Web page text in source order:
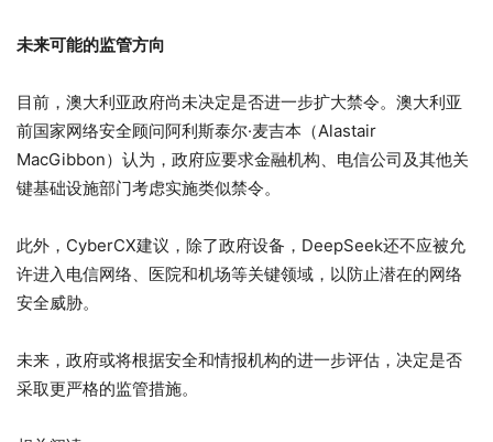
未来可能的监管方向
目前，澳大利亚政府尚未决定是否进一步扩大禁令。澳大利亚
前国家网络安全顾问阿利斯泰尔·麦吉本（Alastair
MacGibbon）认为，政府应要求金融机构、电信公司及其他关
键基础设施部门考虑实施类似禁令。
此外，CyberCX建议，除了政府设备，DeepSeek还不应被允
许进入电信网络、医院和机场等关键领域，以防止潜在的网络
安全威胁。
未来，政府或将根据安全和情报机构的进一步评估，决定是否
采取更严格的监管措施。